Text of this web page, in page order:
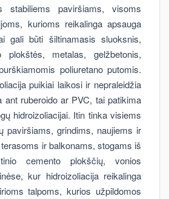
stabiliems paviršiams, visoms
kurioms reikalinga apsauga
gali būti šiltinamasis sluoksnis,
metalas, gelžbetonis,
poliuretano putomis.
puikiai laikosi ir nepraleidžia
ant ruberoido ar PVC, tai patikima
hidroizoliacijai. Itin tinka visiems
paviršiams, grindims, naujiems ir
ir balkonams, stogams iš
cemento plokščių, vonios
kur hidroizoliacija reikalinga
talpoms, kurios užpildomos